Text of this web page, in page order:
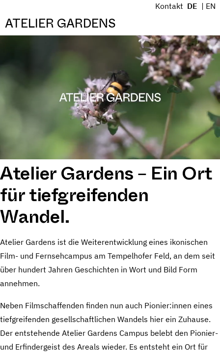
o
c
ATELIER GARDENS
Kontakt DE
EN
Atelier Gardens – Ein Ort
für tiefgreifenden
Wandel.
Atelier Gardens ist die Weiterentwicklung eines ikonischen
Film- und Fernsehcampus am Tempelhofer Feld, an dem seit
über hundert Jahren Geschichten in Wort und Bild Form
annehmen.
Neben Filmschaffenden finden nun auch Pionier:innen eines
tiefgreifenden gesellschaftlichen Wandels hier ein Zuhause.
Der entstehende Atelier Gardens Campus belebt den Pionier-
und Erfindergeist des Areals wieder. Es entsteht ein Ort für